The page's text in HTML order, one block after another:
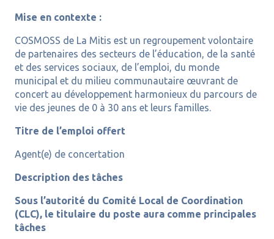
Mise en contexte :
COSMOSS de La Mitis est un regroupement volontaire
de partenaires des secteurs de l’éducation, de la santé
et des services sociaux, de l’emploi, du monde
municipal et du milieu communautaire œuvrant de
concert au développement harmonieux du parcours de
vie des jeunes de 0 à 30 ans et leurs familles.
Titre de l’emploi offert
Agent(e) de concertation
Description des tâches
Sous l’autorité du Comité Local de Coordination
(CLC), le titulaire du poste aura comme principales
tâches